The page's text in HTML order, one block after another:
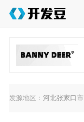
发源地区：河北张家口市